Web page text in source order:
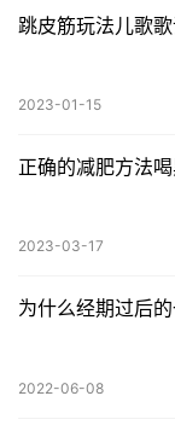
跳皮筋玩法儿歌歌
2023-01-15
正确的减肥方法
2023-03-17
为什么经期过后
2022-06-08